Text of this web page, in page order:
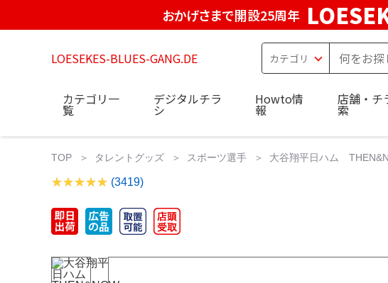
おかげさまで開設25周年
LOESEKES-BLUES-GANG.DE
カテゴリ一
覧
デジタルチラ
シ
Howto情
報
店舗・チ
索
TOP タレントグッズ スポーツ選手 大谷翔平日ハム
(3419)